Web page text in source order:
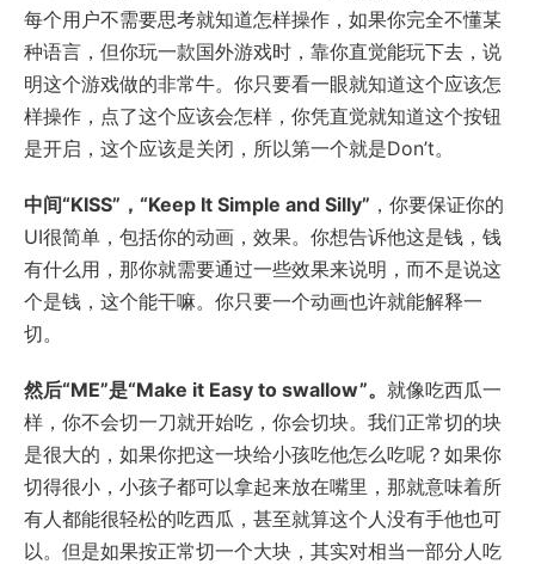
每个用户不需要思考就知道怎样操作，如果你完全不懂某
种语言，但你玩一款国外游戏时，靠你直觉能玩下去，说
明这个游戏做的非常牛。你只要看一眼就知道这个应该怎
样操作，点了这个应该会怎样，你凭直觉就知道这个按钮
是开启，这个应该是关闭，所以第一个就是Don’t。
中间“KISS”，“Keep It Simple and Silly” ，你要保证你的
UI很简单，包括你的动画，效果。你想告诉他这是钱，钱
有什么用，那你就需要通过一些效果来说明，而不是说这
个是钱，这个能干嘛。你只要一个动画也许就能解释一
切。
然后“ME”是“Make it Easy to swallow”。 就像吃西瓜一
样，你不会切一刀就开始吃，你会切块。我们正常切的块
是很大的，如果你把这一块给小孩吃他怎么吃呢？如果你
切得很小，小孩子都可以拿起来放在嘴里，那就意味着所
有人都能很轻松的吃西瓜，甚至就算这个人没有手他也可
以。但是如果按正常切一个大块，其实对相当一部分人吃